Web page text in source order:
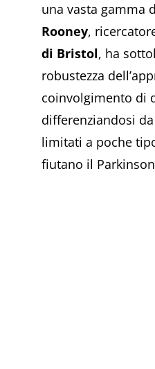
una vasta gamma
Rooney,
di Bristol, ha
robustezza
coinvolgimento di
differenziandosi
limitati a poche
fiutano il